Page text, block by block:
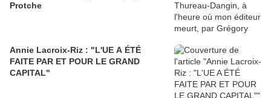
Protche
Annie Lacroix-Riz : "L'UE A ÉTÉ
FAITE PAR ET POUR LE GRAND
CAPITAL"